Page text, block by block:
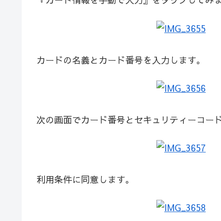
カードの名義とカード番号を入力します。
次の画面でカード番号とセキュリティーコー
利用条件に同意します。